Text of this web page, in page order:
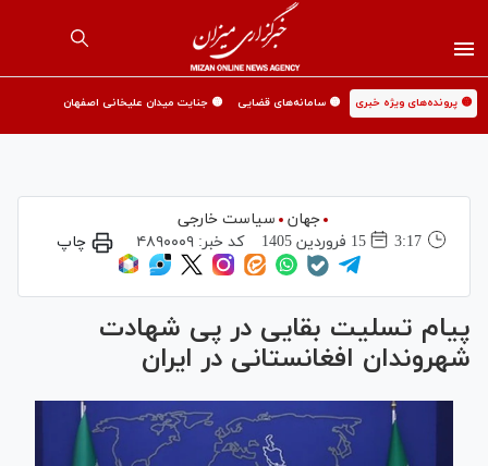
🟡 پرونده‌های ویژه خبری 🟡 سامانه‌های قضایی 🟡 جنایت میدان علیخانی اصفهان
جهان
سیاست خارجی
3:17
15 فروردين 1405 کد خبر:۴۸۹۰۰۰۹ چاپ
پیام تسلیت بقایی در پی شهادت
شهروندان افغانستانی در ایران